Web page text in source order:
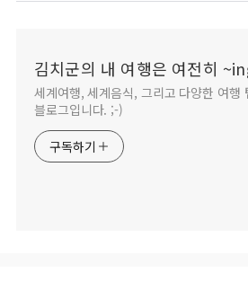
김치군의 내 여행은 여전히
세계여행, 세계음식, 그리고 다양한 여행
블로그입니다. ;-)
구독하기